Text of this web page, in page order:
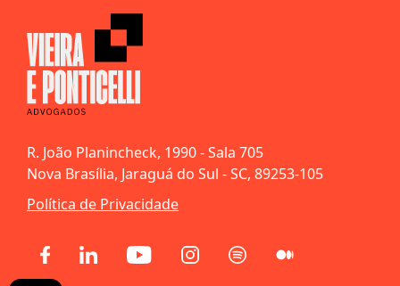
R. João Planincheck, 1990 - Sala 705
Nova Brasília, Jaraguá do Sul - SC, 89253-105
Política de Privacidade